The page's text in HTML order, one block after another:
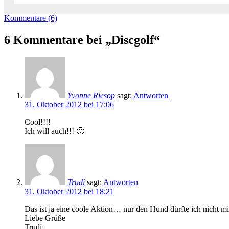
Kommentare (6)
6 Kommentare bei „Discgolf“
Yvonne Riesop sagt: Antworten
31. Oktober 2012 bei 17:06
Cool!!!!
Ich will auch!!! 🙂
Trudi sagt: Antworten
31. Oktober 2012 bei 18:21
Das ist ja eine coole Aktion… nur den Hund dürfte ich nicht
Liebe Grüße
Trudi